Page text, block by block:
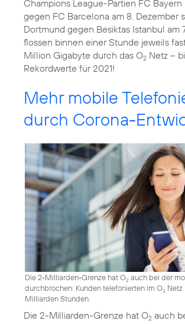
Champions League-Partien FC
gegen FC Barcelona am 8. Dezember
Dortmund gegen Besiktas Istanbul am
flossen binnen einer Stunde jeweils
Million Gigabyte durch das O2 Netz –
Rekordwerte für 2021!
Mehr mobile
durch Corona-
Die 2-Milliarden-Grenze hat O2 auch bei der
durchbrochen: Kunden telefonierten im O2 Netz
Milliarden Stunden.
Die 2-Milliarden-Grenze hat O2 auch